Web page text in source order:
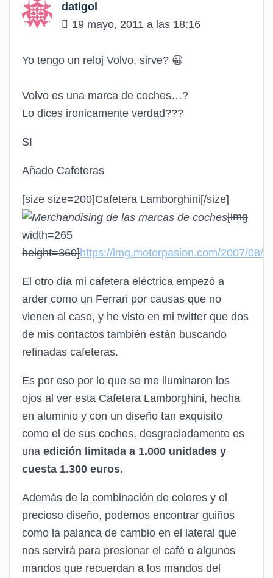
datigol
19 mayo, 2011 a las 18:16
Yo tengo un reloj Volvo, sirve? 😀
Volvo es una marca de coches…?
Lo dices ironicamente verdad???
SI
Añado Cafeteras
[size size=200]Cafetera Lamborghini[/size]
[img
width=265
height=360]https://img.motorpasion.com/2007/08/
El otro día mi cafetera eléctrica empezó a
arder como un Ferrari por causas que no
vienen al caso, y he visto en mi twitter que dos
de mis contactos también están buscando
refinadas cafeteras.
Es por eso por lo que se me iluminaron los
ojos al ver esta Cafetera Lamborghini, hecha
en aluminio y con un diseño tan exquisito
como el de sus coches, desgraciadamente es
una edición limitada a 1.000 unidades y
cuesta 1.300 euros.
Además de la combinación de colores y el
precioso diseño, podemos encontrar guiños
como la palanca de cambio en el lateral que
nos servirá para presionar el café o algunos
mandos que recuerdan a los mandos del